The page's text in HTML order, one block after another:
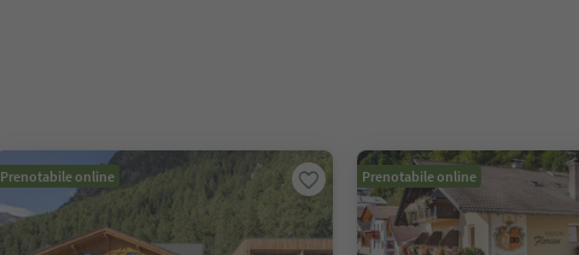
Prenotabile online Prenotabile online